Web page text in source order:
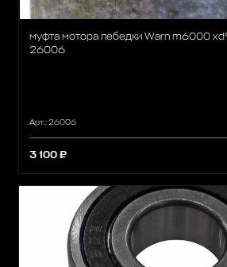
муфта мотора лебедки Warn m6000
26006
Арт.: 26006
3 100 ₽